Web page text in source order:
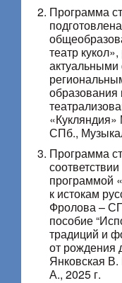
Программа
театр
СПб.,
Программа
программой
к истокам
Фролова –
пособие
традиций и
от
Янковская
А., 2025 г.